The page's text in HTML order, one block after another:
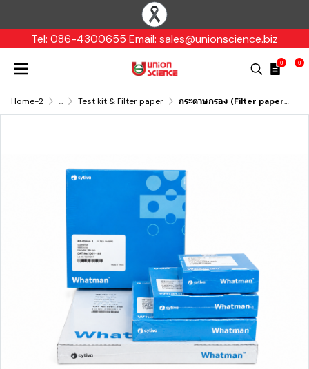
Tel: 086-4300655 Email: sales@unionscience.biz
0 0
Home-2 ... Test kit & Filter paper กระดาษกรอง (Filter paper), Whatman